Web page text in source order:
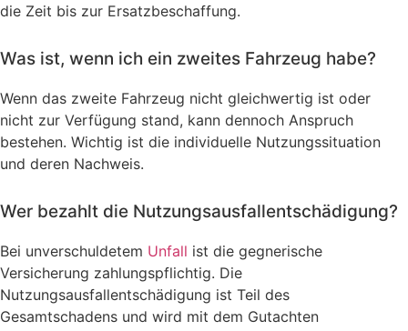
die Zeit bis zur Ersatzbeschaffung.
Was ist, wenn ich ein zweites Fahrzeug habe?
Wenn das zweite Fahrzeug nicht gleichwertig ist oder
nicht zur Verfügung stand, kann dennoch Anspruch
bestehen. Wichtig ist die individuelle Nutzungssituation
und deren Nachweis.
Wer bezahlt die Nutzungsausfallentschädigung?
Bei unverschuldetem Unfall ist die gegnerische
Versicherung zahlungspflichtig. Die
Nutzungsausfallentschädigung ist Teil des
Gesamtschadens und wird mit dem Gutachten